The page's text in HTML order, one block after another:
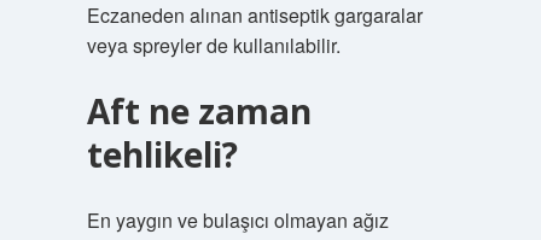
Eczaneden alınan antiseptik gargaralar
veya spreyler de kullanılabilir.
Aft ne zaman
tehlikeli?
En yaygın ve bulaşıcı olmayan ağız